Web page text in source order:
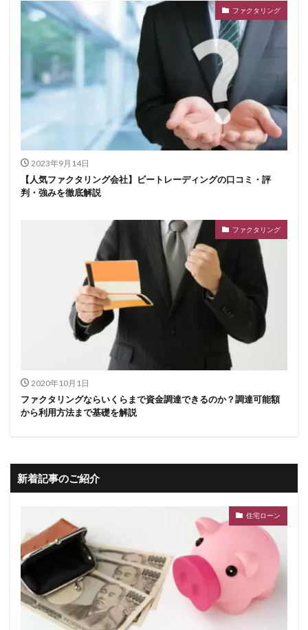
ファクタリング
2023年9月14日
【人気ファクタリング会社】ビートレーディングの口コミ・評
判・強みを徹底解説
ファクタリング
2020年10月1日
ファクタリングならいくらまで資金調達できるのか？調達可能額
から利用方法まで基礎を解説
新着記事のご紹介
住宅ローン